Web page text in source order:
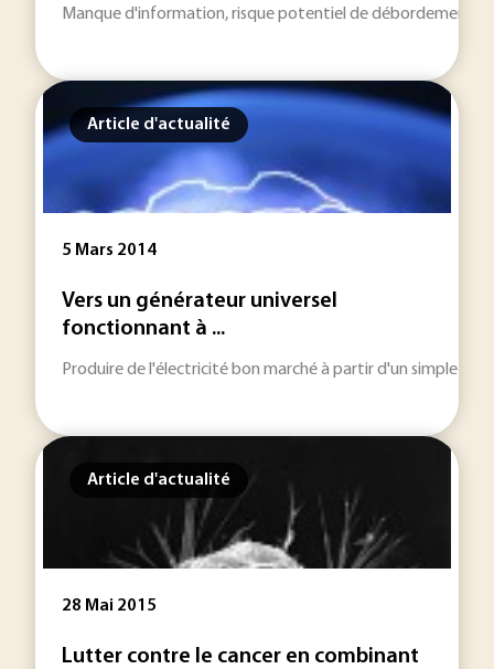
Manque d'information, risque potentiel de débordement
Article d'actualité
5 Mars 2014
Vers un générateur universel
fonctionnant à ...
Produire de l'électricité bon marché à partir d'un simple
Article d'actualité
28 Mai 2015
Lutter contre le cancer en combinant